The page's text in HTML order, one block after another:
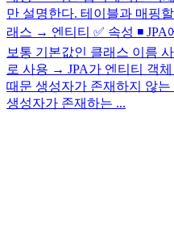
만 설명한다. 테이블과 매핑
래스 → 엔티티 ✅ 속성 ◾ JPA
보통 기본값인 클래스 이름
로 사용 → JPA가 엔티티 객
때문 생성자가 존재하지 않
생성자가 존재하는 ...